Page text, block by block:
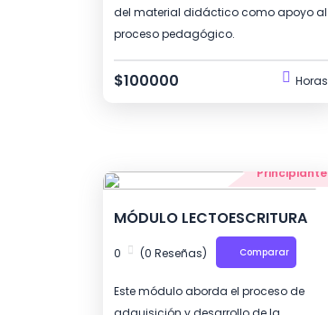
del material didáctico como apoyo al
proceso pedagógico.
$100000 Horas
Principiante
MÓDULO LECTOESCRITURA
0 (0 Reseñas) Comparar
Este módulo aborda el proceso de